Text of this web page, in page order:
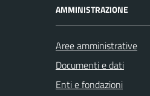
AMMINISTRAZIONE
Aree amministrative
Documenti e dati
Enti e fondazioni